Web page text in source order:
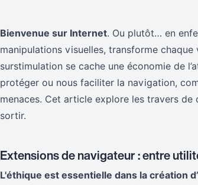
Bienvenue sur Internet. Ou plutôt… en
manipulations visuelles, transforme
surstimulation se cache une économie de
protéger ou nous faciliter la navigation,
menaces. Cet article explore les travers
sortir.
Extensions de navigateur : entre
L'éthique est essentielle dans la création